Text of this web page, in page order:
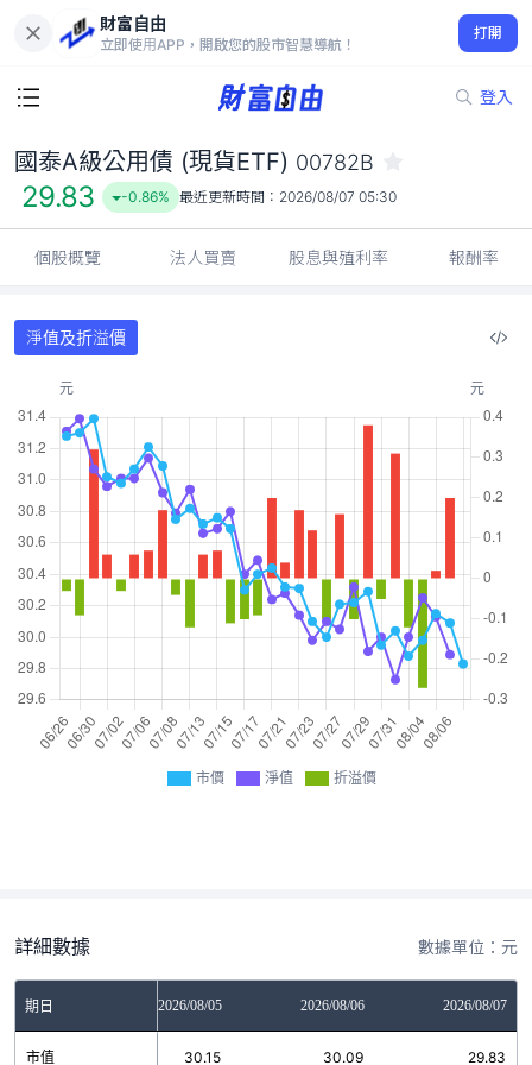
財富自由
立即使用APP，開啟您的股市智慧導航！
打開
登入
國泰A級公用債 (現貨ETF) 00782B
29.83
-0.86%
國泰A級公用債 (現貨ETF) 00782B
29.83 -0.86% 最近更新時間： 2026/08/07 05:30
個股概覽 法人買賣 股息與殖利率 報酬率
淨值及折溢價
市價 淨值 折溢價
詳細數據 數據單位：元
期日
2026/08/04 2026/08/05 2026/08/06 2026/08/07
市值29.98 30.15 30.09 29.83